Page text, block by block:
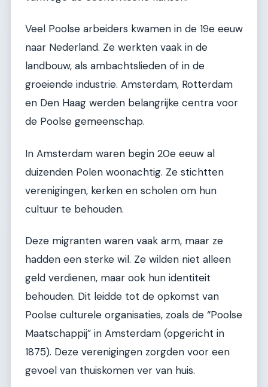
Veel Poolse arbeiders kwamen in de 19e eeuw
naar Nederland. Ze werkten vaak in de
landbouw, als ambachtslieden of in de
groeiende industrie. Amsterdam, Rotterdam
en Den Haag werden belangrijke centra voor
de Poolse gemeenschap.
In Amsterdam waren begin 20e eeuw al
duizenden Polen woonachtig. Ze stichtten
verenigingen, kerken en scholen om hun
cultuur te behouden.
Deze migranten waren vaak arm, maar ze
hadden een sterke wil. Ze wilden niet alleen
geld verdienen, maar ook hun identiteit
behouden. Dit leidde tot de opkomst van
Poolse culturele organisaties, zoals de “Poolse
Maatschappij” in Amsterdam (opgericht in
1875). Deze verenigingen zorgden voor een
gevoel van thuiskomen ver van huis.